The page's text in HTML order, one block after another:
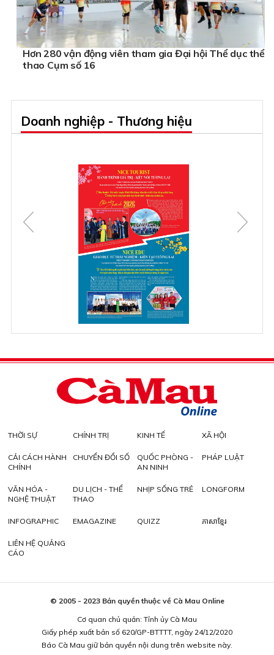
Hơn 280 vận động viên tham gia Đại hội Thể dục thể
thao Cụm số 16
Doanh nghiệp - Thương hiệu
THỜI SỰ CHÍNH TRỊ KINH TẾ XÃ HỘI
CẢI CÁCH HÀNH
CHÍNH
CHUYỂN ĐỔI SỐ
QUỐC PHÒNG -
AN NINH
PHÁP LUẬT
VĂN HÓA -
NGHỆ THUẬT
DU LỊCH - THỂ
THAO
NHỊP SỐNG TRẺ LONGFORM
INFOGRAPHIC EMAGAZINE QUIZZ ភាសាខ្មែរ
LIÊN HỆ QUẢNG
CÁO
© 2005 - 2023 Bản quyền thuộc về Cà Mau Online
Cơ quan chủ quản: Tỉnh ủy Cà Mau
Giấy phép xuất bản số 620/GP-BTTTT, ngày 24/12/2020
Báo Cà Mau giữ bản quyền nội dung trên website này.